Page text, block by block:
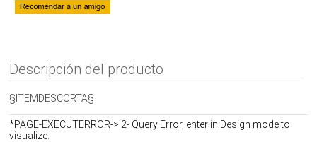
Descripción del producto
§ITEMDESCORTA§
*PAGE-EXECUTERROR-> 2- Query Error, enter in Design mode to
visualize.